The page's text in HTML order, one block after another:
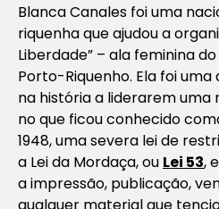
Blanca Canales foi uma
riquenha que ajudou a
Liberdade” – ala feminina
Porto-Riquenho. Ela foi
na história a liderarem uma
no que ficou conhecido
1948, uma severa lei de
a Lei da Mordaça, ou Lei 53,
a impressão, publicação,
qualquer material que